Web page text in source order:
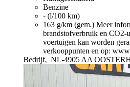
Benzine
- (l/100 km)
163 g/km (gem.) Meer
brandstofverbruik en CO2-
voertuigen kan worden
verkooppunten en op:
Bedrijf, NL-4905 AA